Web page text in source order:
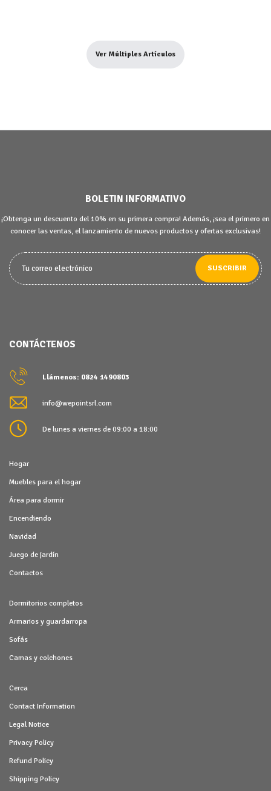
Ver Múltiples Artículos
BOLETIN INFORMATIVO
¡Obtenga un descuento del 10% en su primera compra! Además, ¡sea el primero en
conocer las ventas, el lanzamiento de nuevos productos y ofertas exclusivas!
SUSCRIBIR
CONTÁCTENOS
Llámenos: 0824 1490803
info@wepointsrl.com
De lunes a viernes de 09:00 a 18:00
Hogar
Muebles para el hogar
Área para dormir
Encendiendo
Navidad
Juego de jardín
Contactos
Dormitorios completos
Armarios y guardarropa
Sofás
Camas y colchones
Cerca
Contact Information
Legal Notice
Privacy Policy
Refund Policy
Shipping Policy